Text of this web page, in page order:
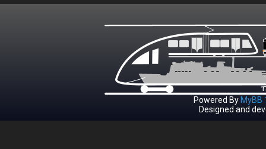
Powered By MyBB
Designed and